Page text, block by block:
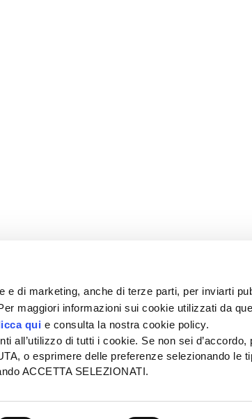
e di marketing, anche di terze parti, per inviarti
maggiori informazioni sui cookie utilizzati da
qui e consulta la nostra cookie policy.
all’utilizzo di tutti i cookie. Se non sei d’accordo,
o esprimere delle preferenze selezionando le
ACCETTA SELEZIONATI.
SEDE
Tel + 39.045.8057511
info@informatoreagrario.it
PUBBLICITÀ
Tel +